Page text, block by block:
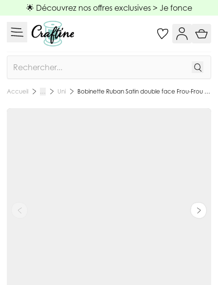
Allez au contenu
🌟 Découvrez nos offres exclusives > Je fonce
Accueil … Uni Bobinette Ruban Satin double face Frou-Frou Saphir - 25 mm x 5 mètres